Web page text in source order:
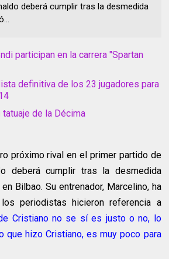
deberá cumplir tras la desmedida
participan en la carrera "Spartan
definitiva de los 23 jugadores para
de la Décima
próximo rival en el primer partido de
deberá cumplir tras la desmedida
Bilbao. Su entrenador, Marcelino, ha
periodistas hicieron referencia a
Cristiano no se sí es justo o no, lo
que hizo Cristiano, es muy poco para